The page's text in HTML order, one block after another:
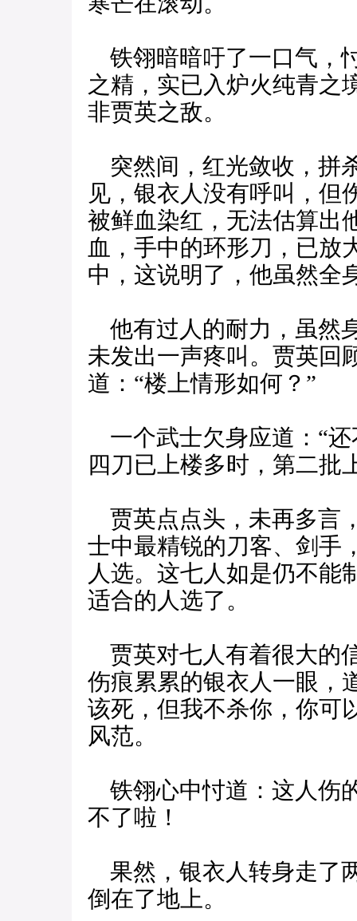
铁翎暗暗吁了一口气，
之精，实已入炉火纯青之
非贾英之敌。
突然间，红光敛收，拼
见，银衣人没有呼叫，但
被鲜血染红，无法估算出
血，手中的环形刀，已放
中，这说明了，他虽然全
他有过人的耐力，虽然
未发出一声疼叫。贾英回
道：“楼上情形如何？”
一个武士欠身应道：“
四刀已上楼多时，第二批
贾英点点头，未再多言
士中最精锐的刀客、剑手
人选。这七人如是仍不能
适合的人选了。
贾英对七人有着很大的
伤痕累累的银衣人一眼，
该死，但我不杀你，你可
风范。
铁翎心中忖道：这人伤
不了啦！
果然，银衣人转身走了
倒在了地上。